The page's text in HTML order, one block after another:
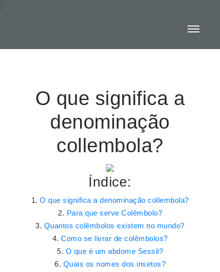
:
O que significa a
denominação
collembola?
Índice:
O que significa a denominação collembola?
Para que serve Colêmbolo?
Quantos colêmbolos existem no mundo?
Como se livrar de colêmbolos?
O que é um abdome Sessil?
Quais os nomes dos insetos?